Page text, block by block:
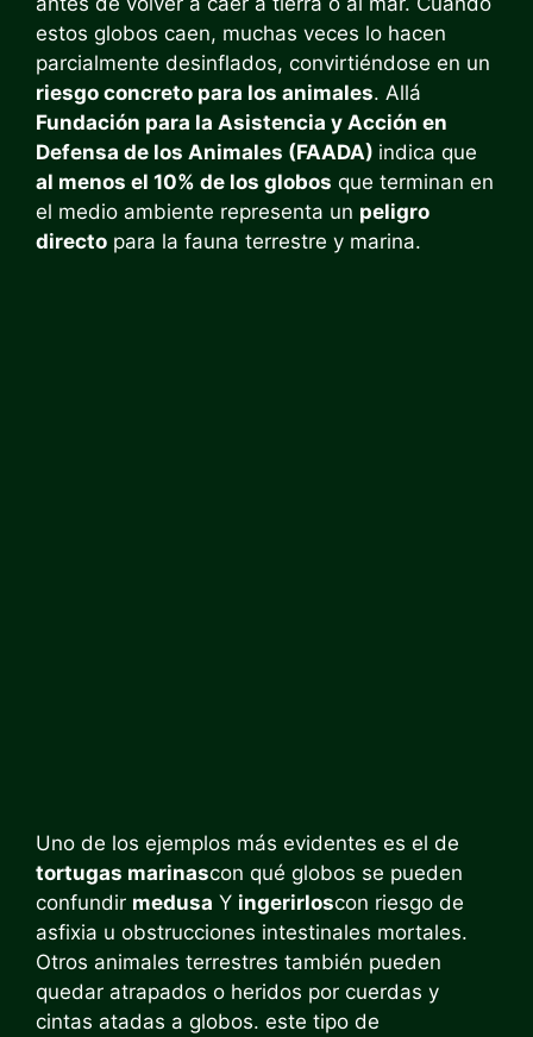
estos globos caen, muchas veces lo hacen
parcialmente desinflados, convirtiéndose en un
riesgo concreto para los animales. Allá
Fundación para la Asistencia y Acción en
Defensa de los Animales (FAADA) indica que
al menos el 10% de los globos que terminan en
el medio ambiente representa un peligro
directo para la fauna terrestre y marina.
Uno de los ejemplos más evidentes es el de
tortugas marinascon qué globos se pueden
confundir medusa Y ingerirloscon riesgo de
asfixia u obstrucciones intestinales mortales.
Otros animales terrestres también pueden
quedar atrapados o heridos por cuerdas y
cintas atadas a globos. este tipo de